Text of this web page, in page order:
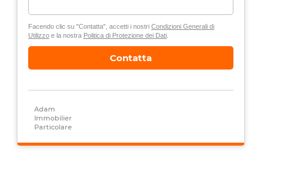
Facendo clic su "Contatta", accetti i nostri Condizioni Generali di
Utilizzoe la nostra Politica di Protezione dei Dati.
Contatta
Adam
Immobilier
Particolare